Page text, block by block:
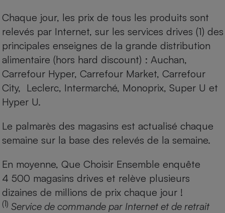
Chaque jour, les prix de tous les produits sont
relevés par Internet, sur les services drives (1) des
principales enseignes de la grande distribution
alimentaire (hors hard discount) : Auchan,
Carrefour Hyper, Carrefour Market, Carrefour
City, Leclerc, Intermarché, Monoprix, Super U et
Hyper U.
Le palmarès des magasins est actualisé chaque
semaine sur la base des relevés de la semaine.
En moyenne, Que Choisir Ensemble enquête
4 500 magasins drives et relève plusieurs
dizaines de millions de prix chaque jour !
(1) Service de commande par Internet et de retrait